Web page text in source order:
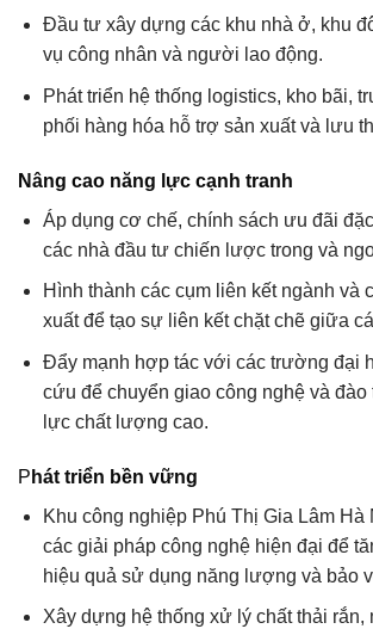
Đầu tư xây dựng các khu nhà ở, khu
vụ công nhân và người lao động.
Phát triển hệ thống logistics, kho bãi,
phối hàng hóa hỗ trợ sản xuất và lưu
Nâng cao năng lực cạnh tranh
Áp dụng cơ chế, chính sách ưu đãi
các nhà đầu tư chiến lược trong và
Hình thành các cụm liên kết ngành và
xuất để tạo sự liên kết chặt chẽ giữa
Đẩy mạnh hợp tác với các trường đại
cứu để chuyển giao công nghệ và đào
lực chất lượng cao.
P hát triển bền vững
Khu công nghiệp Phú Thị Gia Lâm Hà
các giải pháp công nghệ hiện đại để
hiệu quả sử dụng năng lượng và bảo
Xây dựng hệ thống xử lý chất thải rắn,